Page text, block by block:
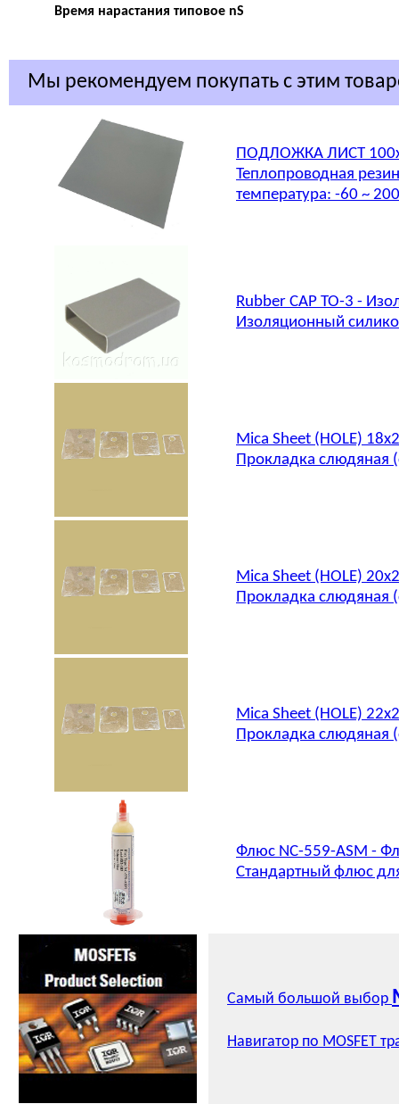
Время нарастания типовое nS
Мы рекомендуем покупать с этим
ПОДЛОЖКА ЛИСТ
Теплопроводная
температура: -60 ~
Rubber CAP TO-3 -
Изоляционный
Mica Sheet (HOLE)
Прокладка слюдяная
Mica Sheet (HOLE)
Прокладка слюдяная
Mica Sheet (HOLE)
Прокладка слюдяная
Флюс NC-559-ASM -
Стандартный флюс
Самый большой выбор
Навигатор по MOSFET